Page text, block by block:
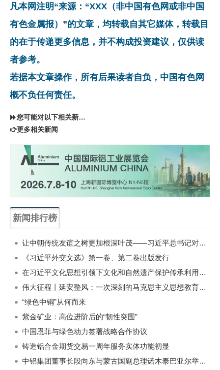
凡本网注明“来源：“XXX（非中国有色网或非中国
有色金属报）”的文章，均转载自其它媒体，转载目
的在于传递更多信息，并不构成投资建议，仅供读
者参考。
若据本文章操作，所有后果读者自负，中国有色网
概不负任何责任。
您可能对以下相关新闻同样感兴趣
更多相关新闻
新闻排行榜
让中朝传统友谊之树更加根深叶茂——习近平总书记对朝鲜进行国事访问纪实
《习近平外交文选》第一卷、第二卷出版发行
在习近平文化思想引领下文化和自然遗产保护传承利用工作开创新局面
伟大征程丨延安整风：一次深刻的马克思主义思想教育运动
“绿色中铜”从何而来
紫金矿业：高位进阶后的“韧性突围”
中国恩菲与绿色动力签署战略合作协议
铸造铝合金期货交易一周年服务实体功能初显
中铝集团董事长段向东与蒙古国副总理诺木泰巴亚尔举行会谈